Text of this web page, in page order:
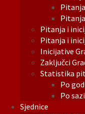
Pitanja i
Pitanja i
Inicijative
Zaključci
Statistika
Po
Po
Sjednice